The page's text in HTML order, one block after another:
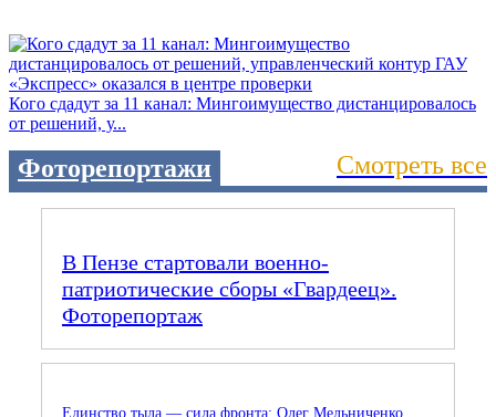
Кого сдадут за 11 канал: Мингоимущество дистанцировалось
от решений, у...
Фоторепортажи Смотреть все
В Пензе стартовали военно-
патриотические сборы «Гвардеец».
Фоторепортаж
Единство тыла — сила фронта: Олег Мельниченко